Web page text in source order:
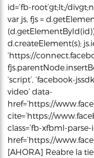
id=’fb-root’gt;lt;/
var js, fjs =
d.createElement(s);
‘https://
‘script’, ‘facebook-
video’ data-
href=’https://
cite=’https://
class=’fb-xfbml-parse-
href=’https://
[AHORA] Reabre la